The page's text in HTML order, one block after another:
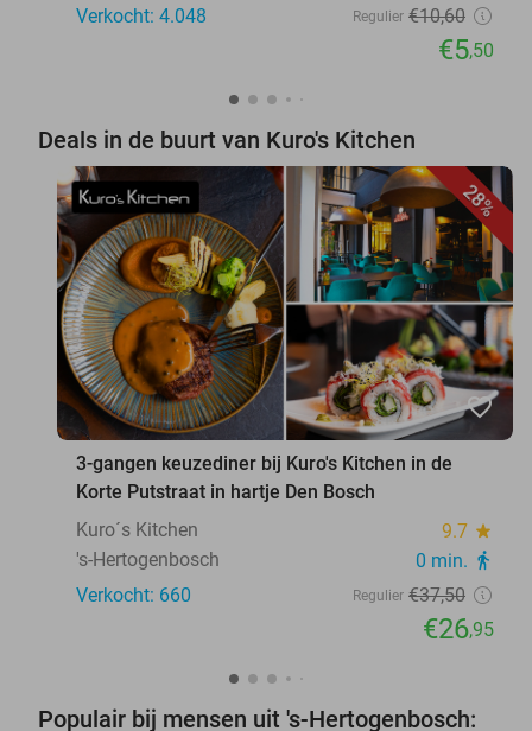
Verkocht: 4.048
Regulier €10,60
€5,50
Deals in de buurt van Kuro's Kitchen
28%
favorite_border
3-gangen keuzediner bij Kuro's Kitchen in de
Korte Putstraat in hartje Den Bosch
Kuro´s Kitchen
9.7 star
's-Hertogenbosch 0 min. directions_walk
Verkocht: 660 Regulier €37,50
€26,95
Populair bij mensen uit 's-Hertogenbosch: